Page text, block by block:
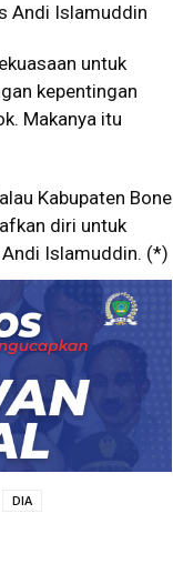
Andi Islamuddin
untuk
kepentingan
Makanya itu
Kabupaten Bone
diri untuk
Andi Islamuddin. (*)
DIA